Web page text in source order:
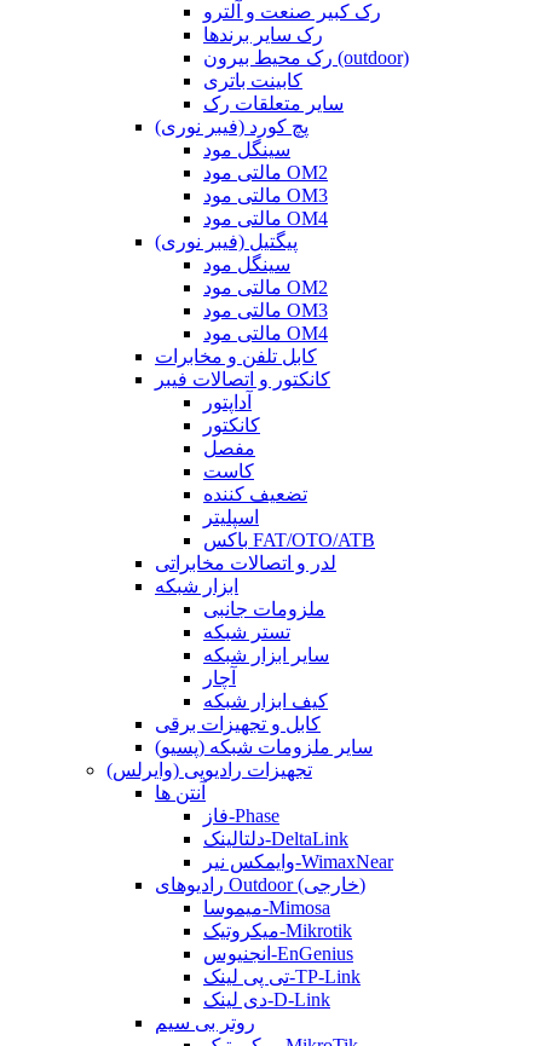
رک کبیر صنعت و آلترو
رک سایر برندها
رک محیط بیرون (outdoor)
کابینت باتری
سایر متعلقات رک
پچ کورد (فیبر نوری)
سینگل مود
مالتی مود OM2
مالتی مود OM3
مالتی مود OM4
پیگتیل (فیبر نوری)
سینگل مود
مالتی مود OM2
مالتی مود OM3
مالتی مود OM4
کابل تلفن و مخابرات
کانکتور و اتصالات فیبر
آداپتور
کانکتور
مفصل
کاست
تضعیف کننده
اسپلیتر
باکس FAT/OTO/ATB
لدر و اتصالات مخابراتی
ابزار شبکه
ملزومات جانبی
تستر شبکه
سایر ابزار شبکه
آچار
کیف ابزار شبکه
کابل و تجهیزات برقی
سایر ملزومات شبکه (پسیو)
تجهیزات رادیویی (وایرلس)
آنتن ها
فاز-Phase
دلتالینک-DeltaLink
وایمکس نیر-WimaxNear
رادیوهای Outdoor (خارجی)
میموسا-Mimosa
میکروتیک-Mikrotik
انجنیوس-EnGenius
تی پی لینک-TP-Link
دی لینک-D-Link
روتر بی سیم